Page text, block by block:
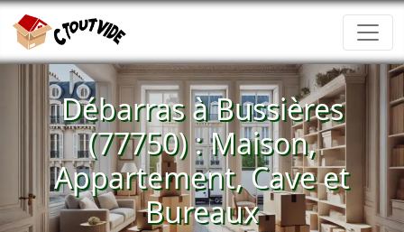
Débarras à Bussières
(77750) : Maison,
Appartement, Cave et
Bureaux